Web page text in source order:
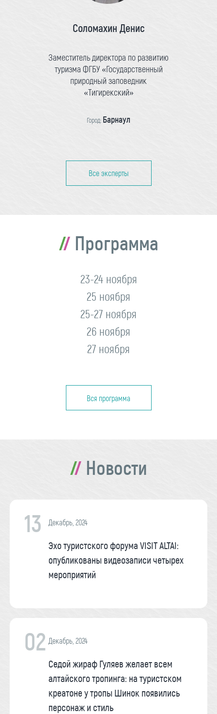
Соломахин Денис
Заместитель директора по развитию
туризма ФГБУ «Государственный
природный заповедник
«Тигирекский»
Город: Барнаул
Все эксперты
Программа
23-24 ноября
25 ноября
25-27 ноября
26 ноября
27 ноября
Вся программа
Новости
13 Декабрь, 2024
Эхо туристского форума VISIT ALTAI:
опубликованы видеозаписи четырех
мероприятий
02 Декабрь, 2024
Седой жираф Гуляев желает всем
алтайского тропинга: на туристском
креатоне у тропы Шинок появились
персонаж и стиль